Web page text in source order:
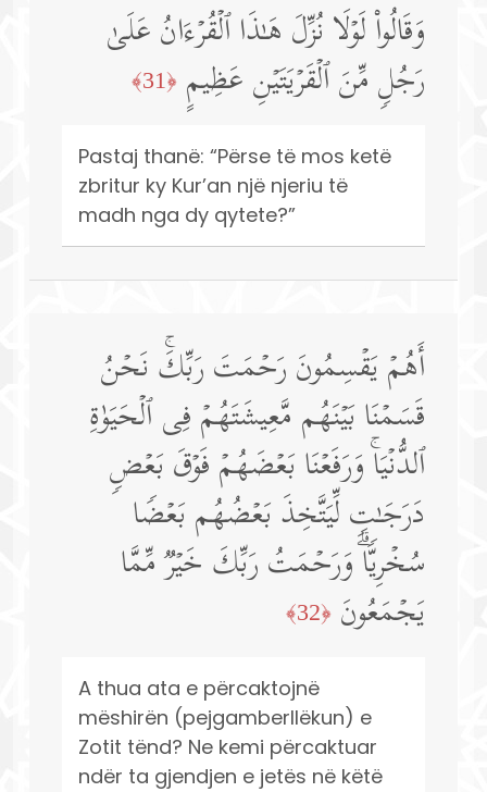
وَقَالُوا۟ لَوۡلَا نُزِّلَ هَـٰذَا ٱلۡقُرۡءَانُ عَلَىٰ
رَجُلࣲ مِّنَ ٱلۡقَرۡیَتَیۡنِ عَظِیمٍ ﴿31﴾
Pastaj thanë: “Përse të mos ketë
zbritur ky Kur’an një njeriu të
madh nga dy qytete?”
أَهُمۡ یَقۡسِمُونَ رَحۡمَتَ رَبِّكَۚ نَحۡنُ
قَسَمۡنَا بَیۡنَهُم مَّعِیشَتَهُمۡ فِی ٱلۡحَیَوٰةِ
ٱلدُّنۡیَاۚ وَرَفَعۡنَا بَعۡضَهُمۡ فَوۡقَ بَعۡضࣲ
دَرَجَـٰتࣲ لِّیَتَّخِذَ بَعۡضُهُم بَعۡضࣰا
سُخۡرِیࣰّاۗ وَرَحۡمَتُ رَبِّكَ خَیۡرࣱ مِّمَّا
یَجۡمَعُونَ ﴿32﴾
A thua ata e përcaktojnë
mëshirën (pejgamberllëkun) e
Zotit tënd? Ne kemi përcaktuar
ndër ta gjendjen e jetës në këtë